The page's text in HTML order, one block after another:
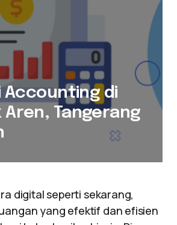
Accounting di
Aren, Tangerang
digital seperti sekarang,
yang efektif dan efisien